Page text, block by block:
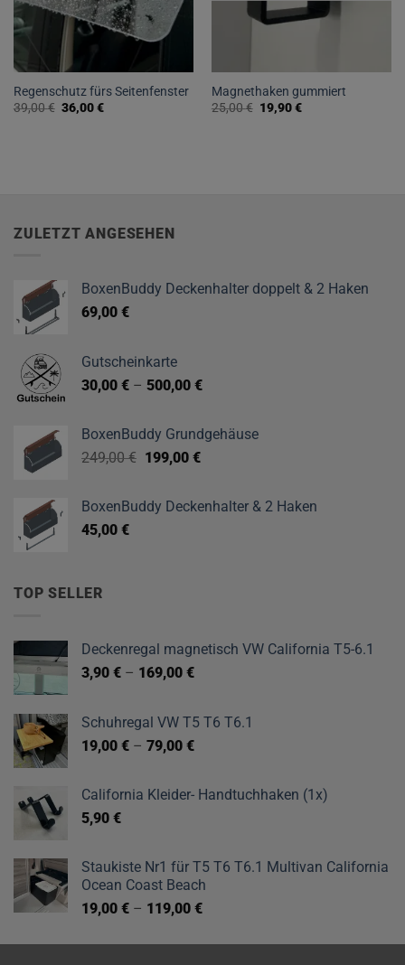
Regenschutz fürs Seitenfenster
39,00€ Ursprünglicher
Preis
36,00€Aktueller
Magnethaken gummiert
25,00€ Ursprünglicher
Preis
19,90€Aktueller
ZULETZT ANGESEHEN
BoxenBuddy Deckenhalter doppelt & 2 Haken
69,00 €
Gutscheinkarte
30,00 € – 500,00 €
BoxenBuddy Grundgehäuse
249,00€ Ursprünglicher
249,00 €
199,00 €Aktueller
199,00 €.
BoxenBuddy Deckenhalter & 2 Haken
45,00 €
TOP SELLER
Deckenregal magnetisch VW California T5-6.1
3,90 € – 169,00 €
Schuhregal VW T5 T6 T6.1
19,00 € – 79,00 €
California Kleider- Handtuchhaken (1x)
5,90 €
Staukiste Nr1 für T5 T6 T6.1 Multivan California
Ocean Coast Beach
19,00 € – 119,00 €